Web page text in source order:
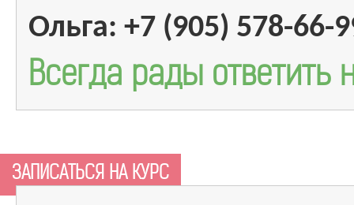
Ольга: +7 (905) 578-66-
Всегда рады
ЗАПИСАТЬСЯ НА КУРС